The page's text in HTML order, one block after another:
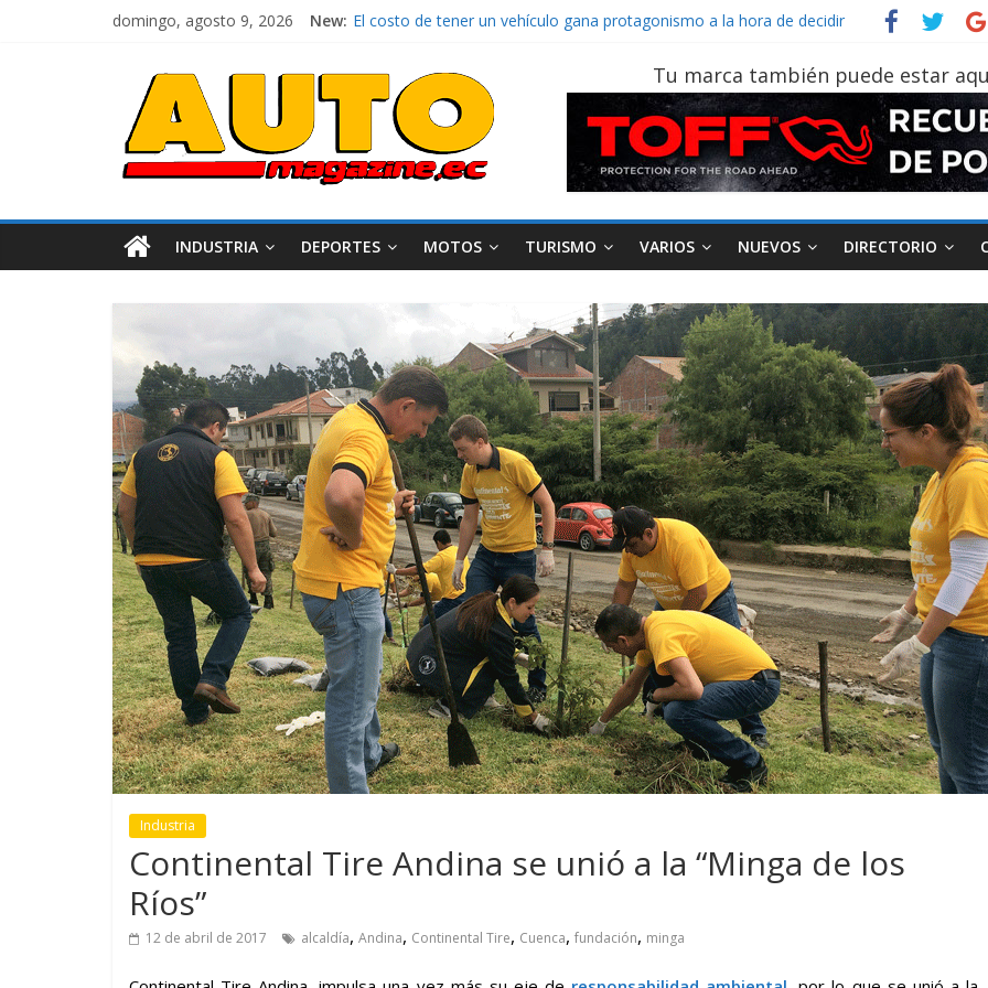
domingo, agosto 9, 2026 New: El costo de tener un vehículo gana protagonismo a la hora de decidir
¿Qué puede pasar con tu vehículo si permanece varios días sin usar?
La Vuelta al Ecuador 2026, edición 47ª, recorre 7 provincias en 8 días
Tu marca también puede estar
INDUSTRIA DEPORTES MOTOS TURISMO VARIOS NUEVOS DIRECTORIO
Industria
Continental Tire Andina se unió a la “Minga de los
Ríos”
12 de abril de 2017 alcaldía, Andina, Continental Tire, Cuenca, fundación, minga
Movilidad Varios
GM reafirma su
compromiso con movilidad
más segura y conectada
Movilidad Turismo Varios
¿Qué puede pasar con tu
vehículo si permanece
varios días sin usar?
AEADE Industria Motociclismo
Movilidad
Campaña busca cambiar
destino de los
en la región